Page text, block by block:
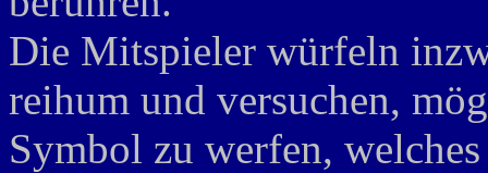
Die Mitspieler würfeln
reihum und versuchen,
Symbol zu werfen,